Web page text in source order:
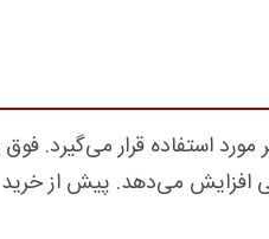
استفاده قرار می‌گیرد.
افزایش می‌دهد. پیش از خرید